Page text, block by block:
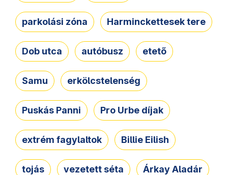
parkolási zóna Harminckettesek tere
Dob utca autóbusz etető
Samu erkölcstelenség
Puskás Panni Pro Urbe díjak
extrém fagylaltok Billie Eilish
tojás vezetett séta Árkay Aladár